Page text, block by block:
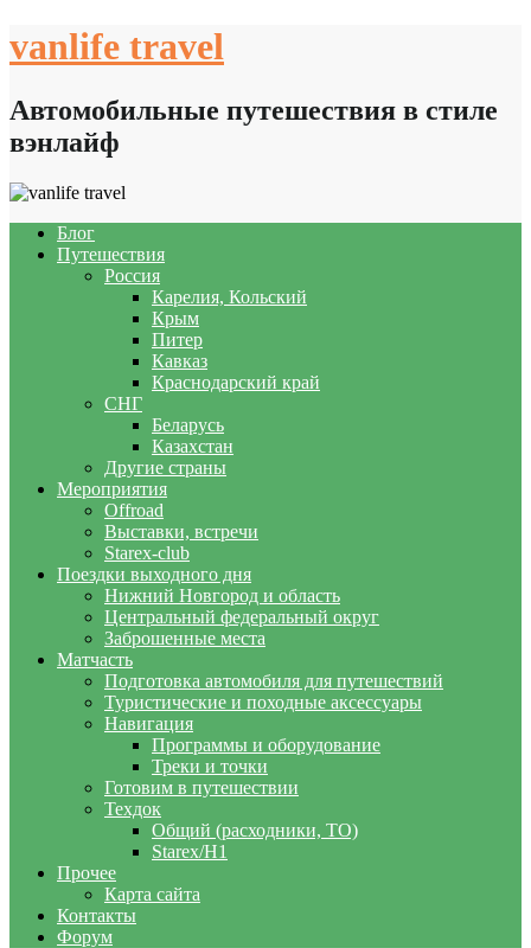
to
vanlife travel
Автомобильные путешествия в стиле
вэнлайф
Блог
Путешествия
Россия
Карелия, Кольский
Крым
Питер
Кавказ
Краснодарский край
СНГ
Беларусь
Казахстан
Другие страны
Мероприятия
Offroad
Выставки, встречи
Starex-club
Поездки выходного дня
Нижний Новгород и область
Центральный федеральный округ
Заброшенные места
Матчасть
Подготовка автомобиля для путешествий
Туристические и походные аксессуары
Навигация
Программы и оборудование
Треки и точки
Готовим в путешествии
Техдок
Общий (расходники, ТО)
Starex/H1
Прочее
Карта сайта
Контакты
Форум